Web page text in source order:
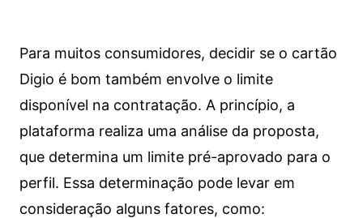
Para muitos consumidores, decidir se o cartão
Digio é bom também envolve o limite
disponível na contratação. A princípio, a
plataforma realiza uma análise da proposta,
que determina um limite pré-aprovado para o
perfil. Essa determinação pode levar em
consideração alguns fatores, como: